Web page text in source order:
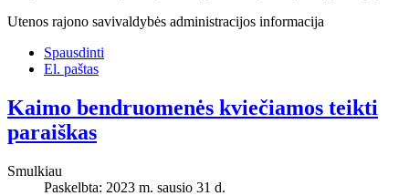
Utenos rajono savivaldybės administracijos informacija
Spausdinti
El. paštas
Kaimo bendruomenės kviečiamos teikti
paraiškas
Smulkiau
Paskelbta: 2023 m. sausio 31 d.